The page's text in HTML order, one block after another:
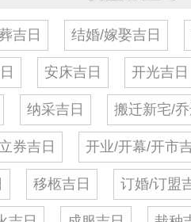
吉日 结婚/嫁娶吉日
安床吉日 开光吉日
纳采吉日 搬迁新宅/
立券吉日 开业/开幕/开市
移柩吉日 订婚/订盟